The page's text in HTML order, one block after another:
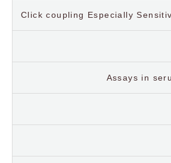
Click coupling Especially
Assays in